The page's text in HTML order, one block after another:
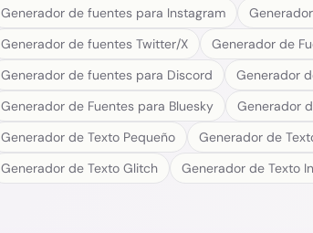
Generador de fuentes para Instagram
Generador de fuentes Twitter/X
Generador de
Generador de fuentes para Discord
Generador
Generador de Fuentes para Bluesky
Generador
Generador de Texto Pequeño
Generador de
Generador de Texto Glitch
Generador de Texto